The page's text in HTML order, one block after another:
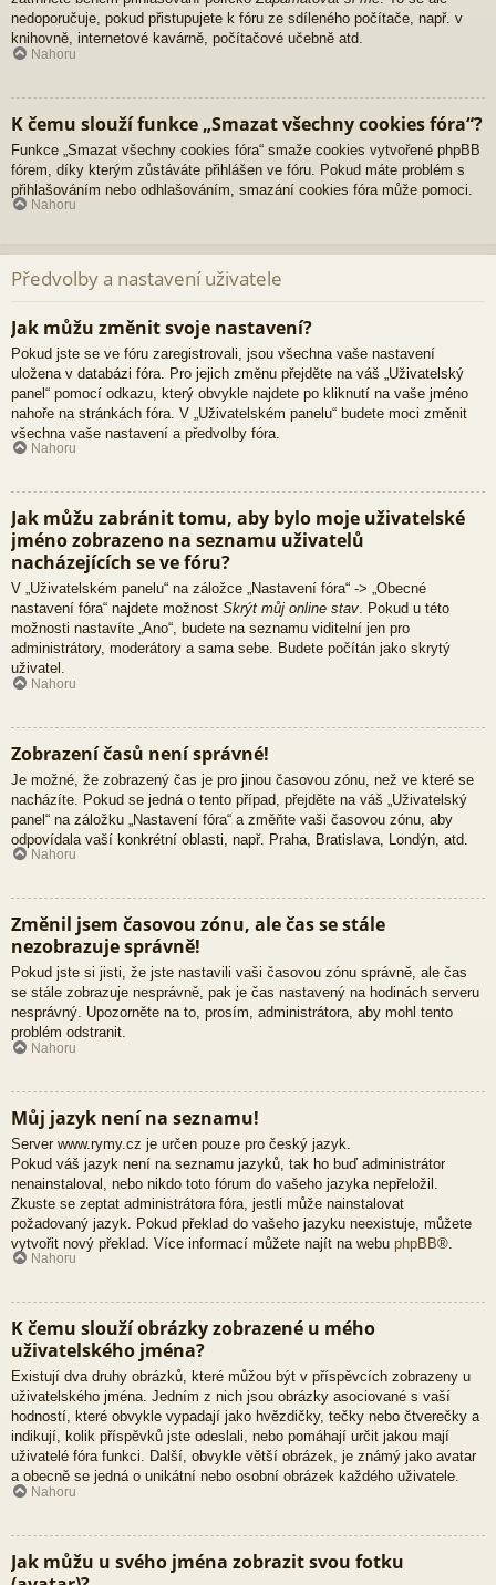
nedoporučuje, pokud přistupujete k fóru ze sdíleného počítače, např. v
knihovně, internetové kavárně, počítačové učebně atd.
Nahoru
K čemu slouží funkce „Smazat všechny cookies fóra“?
Funkce „Smazat všechny cookies fóra“ smaže cookies vytvořené phpBB
fórem, díky kterým zůstáváte přihlášen ve fóru. Pokud máte problém s
přihlašováním nebo odhlašováním, smazání cookies fóra může pomoci.
Nahoru
Předvolby a nastavení uživatele
Jak můžu změnit svoje nastavení?
Pokud jste se ve fóru zaregistrovali, jsou všechna vaše nastavení
uložena v databázi fóra. Pro jejich změnu přejděte na váš „Uživatelský
panel“ pomocí odkazu, který obvykle najdete po kliknutí na vaše jméno
nahoře na stránkách fóra. V „Uživatelském panelu“ budete moci změnit
všechna vaše nastavení a předvolby fóra.
Nahoru
Jak můžu zabránit tomu, aby bylo moje uživatelské
jméno zobrazeno na seznamu uživatelů
nacházejících se ve fóru?
V „Uživatelském panelu“ na záložce „Nastavení fóra“ -> „Obecné
nastavení fóra“ najdete možnost Skrýt můj online stav. Pokud u této
možnosti nastavíte „Ano“, budete na seznamu viditelní jen pro
administrátory, moderátory a sama sebe. Budete počítán jako skrytý
uživatel.
Nahoru
Zobrazení časů není správné!
Je možné, že zobrazený čas je pro jinou časovou zónu, než ve které se
nacházíte. Pokud se jedná o tento případ, přejděte na váš „Uživatelský
panel“ na záložku „Nastavení fóra“ a změňte vaši časovou zónu, aby
odpovídala vaší konkrétní oblasti, např. Praha, Bratislava, Londýn, atd.
Nahoru
Změnil jsem časovou zónu, ale čas se stále
nezobrazuje správně!
Pokud jste si jisti, že jste nastavili vaši časovou zónu správně, ale čas
se stále zobrazuje nesprávně, pak je čas nastavený na hodinách serveru
nesprávný. Upozorněte na to, prosím, administrátora, aby mohl tento
problém odstranit.
Nahoru
Můj jazyk není na seznamu!
Server www.rymy.cz je určen pouze pro český jazyk.
Pokud váš jazyk není na seznamu jazyků, tak ho buď administrátor
nenainstaloval, nebo nikdo toto fórum do vašeho jazyka nepřeložil.
Zkuste se zeptat administrátora fóra, jestli může nainstalovat
požadovaný jazyk. Pokud překlad do vašeho jazyku neexistuje, můžete
vytvořit nový překlad. Více informací můžete najít na webu phpBB®.
Nahoru
K čemu slouží obrázky zobrazené u mého
uživatelského jména?
Existují dva druhy obrázků, které můžou být v příspěvcích zobrazeny u
uživatelského jména. Jedním z nich jsou obrázky asociované s vaší
hodností, které obvykle vypadají jako hvězdičky, tečky nebo čtverečky a
indikují, kolik příspěvků jste odeslali, nebo pomáhají určit jakou mají
uživatelé fóra funkci. Další, obvykle větší obrázek, je známý jako avatar
a obecně se jedná o unikátní nebo osobní obrázek každého uživatele.
Nahoru
Jak můžu u svého jména zobrazit svou fotku